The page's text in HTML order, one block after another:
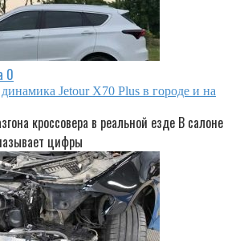
0
Jetour X70 Plus в городе и на
кроссовера в реальной езде В салоне
цифры